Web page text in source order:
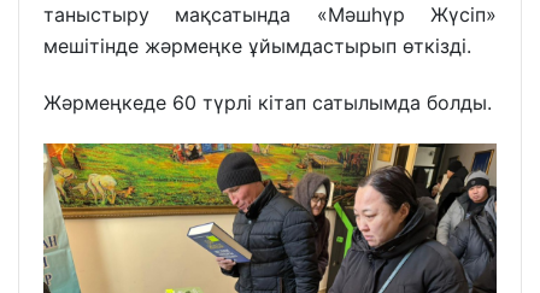
таныстыру мақсатында «Мәшһүр Жүсіп»
мешітінде жәрмеңке ұйымдастырып өткізді.
Жәрмеңкеде 60 түрлі кітап сатылымда болды.